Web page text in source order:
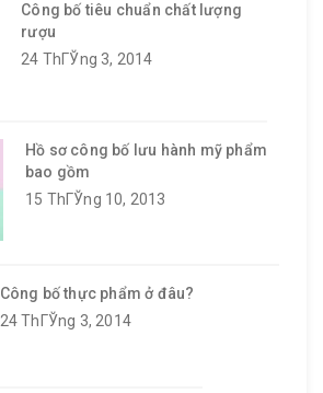
Công bố tiêu chuẩn chất lượng
rượu
24 ThГЎng 3, 2014
Hồ sơ công bố lưu hành mỹ phẩm
bao gồm
15 ThГЎng 10, 2013
Công bố thực phẩm ở đâu?
24 ThГЎng 3, 2014